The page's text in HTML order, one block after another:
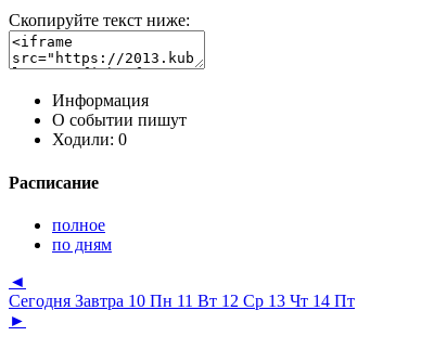
Скопируйте текст ниже:
Информация
О событии пишут
Ходили: 0
Расписание
полное
по дням
◄
Сегодня Завтра 10 Пн 11 Вт 12 Ср 13 Чт 14 Пт
►